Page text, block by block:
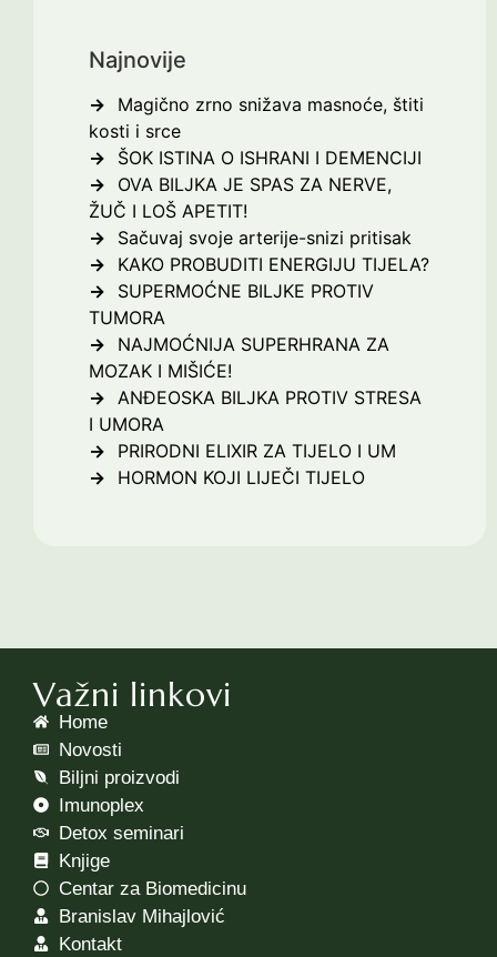
Najnovije
Magično zrno snižava masnoće, štiti
kosti i srce
ŠOK ISTINA O ISHRANI I DEMENCIJI
OVA BILJKA JE SPAS ZA NERVE,
ŽUČ I LOŠ APETIT!
Sačuvaj svoje arterije-snizi pritisak
KAKO PROBUDITI ENERGIJU TIJELA?
SUPERMOĆNE BILJKE PROTIV
TUMORA
NAJMOĆNIJA SUPERHRANA ZA
MOZAK I MIŠIĆE!
ANĐEOSKA BILJKA PROTIV STRESA
I UMORA
PRIRODNI ELIXIR ZA TIJELO I UM
HORMON KOJI LIJEČI TIJELO
Važni linkovi
Home
Novosti
Biljni proizvodi
Imunoplex
Detox seminari
Knjige
Centar za Biomedicinu
Branislav Mihajlović
Kontakt